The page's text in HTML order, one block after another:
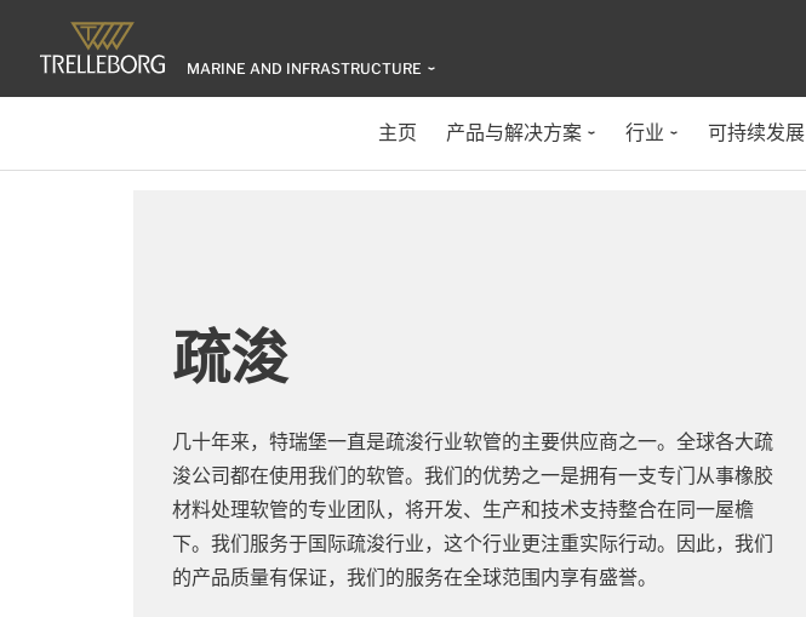
MARINE AND INFRASTRUCTURE
主页 产品与解决方案 行业 可持续发展
疏浚
几十年来，特瑞堡一直是疏浚行业软管的主要供应商之一。全球各大疏
浚公司都在使用我们的软管。我们的优势之一是拥有一支专门从事橡胶
材料处理软管的专业团队，将开发、生产和技术支持整合在同一屋檐
下。我们服务于国际疏浚行业，这个行业更注重实际行动。因此，我们
的产品质量有保证，我们的服务在全球范围内享有盛誉。